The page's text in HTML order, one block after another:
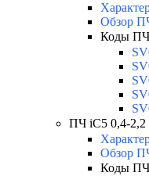
Обзор
Коды
ПЧ iC5 0,4-2,2
Обзор
Коды